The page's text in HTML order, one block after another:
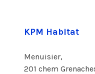
KPM Habitat
Menuisier,
201 chem